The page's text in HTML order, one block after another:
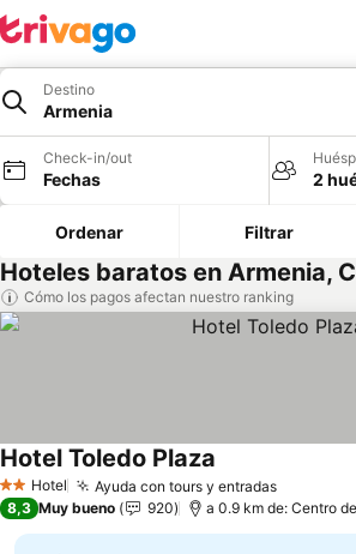
Destino
Armenia
Check-in/out
Fechas 2
Ordenar Filtrar
Hoteles baratos en Armenia,
Cómo los pagos afectan nuestro ranking
2 Estrellas
Hotel Ayuda con tours y entradas
Hotel Toledo Plaza
8,3 Muy bueno 920 a 0.9 km de: Centro